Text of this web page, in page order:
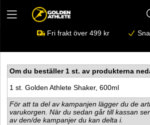
Fri frakt över 499 kr
Om du beställer 1 st. av produkterna
1 st. Golden Athlete Shaker, 600ml
För att ta del av kampanjen lägger du de
varukorgen. När du sedan går till kassan
av den/de kampanjer du kan delta i.